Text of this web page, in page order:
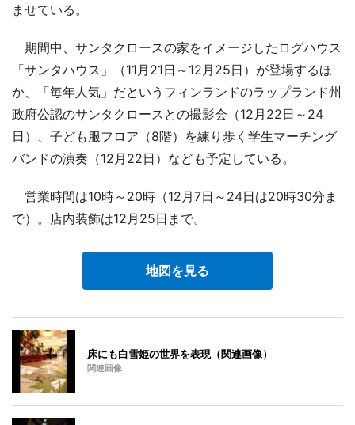
ませている。
期間中、サンタクロースの家をイメージしたログハウス
「サンタハウス」（11月21日～12月25日）が登場するほ
か、「毎年人気」だというフィンランドのラップランド州
政府公認のサンタクロースとの撮影会（12月22日～24
日）、子ども服フロア（8階）を練り歩く学生マーチング
バンドの演奏（12月22日）なども予定している。
営業時間は10時～20時（12月7日～24日は20時30分ま
で）。店内装飾は12月25日まで。
地図を見る
床にも白雪姫の世界を表現（関連画像）
関連画像